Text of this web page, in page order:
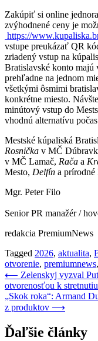
Zakúpiť si online
zvýhodnené ceny je
https://
vstupe preukázať QR
zriadený vstup na
Bratislavské konto majú
prehľadne na jednom
všetkými ôsmimi
konkrétne miesto.
minútový vstup do
vhodnú alternatívu
Mestské kúpaliská
Rosnička v MČ
v MČ Lamač, Rača a
Mesto, Delfín a prírodné
Mgr. Peter Filo
Senior PR manažér /
redakcia PremiumNews
Tagged 2026, aktualita,
otvorenie, premiumnews,
Navigácia
v
článku
⟵ Zelenskyj vyzval
otvorenosťou k
„Skok roka“: Armand
z produktov ⟶
Ďaľšie články